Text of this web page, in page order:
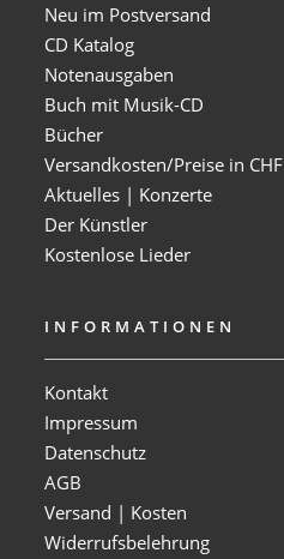
Neu im Postversand
CD Katalog
Notenausgaben
Buch mit Musik-CD
Bücher
Versandkosten/Preise in CHF
Aktuelles | Konzerte
Der Künstler
Kostenlose Lieder
INFORMATIONEN
Kontakt
Impressum
Datenschutz
AGB
Versand | Kosten
Widerrufsbelehrung